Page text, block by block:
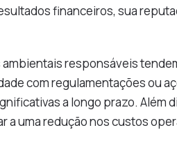
financeiros, sua
responsáveis
com regulamentações ou
a longo prazo. Além
a uma redução nos custos